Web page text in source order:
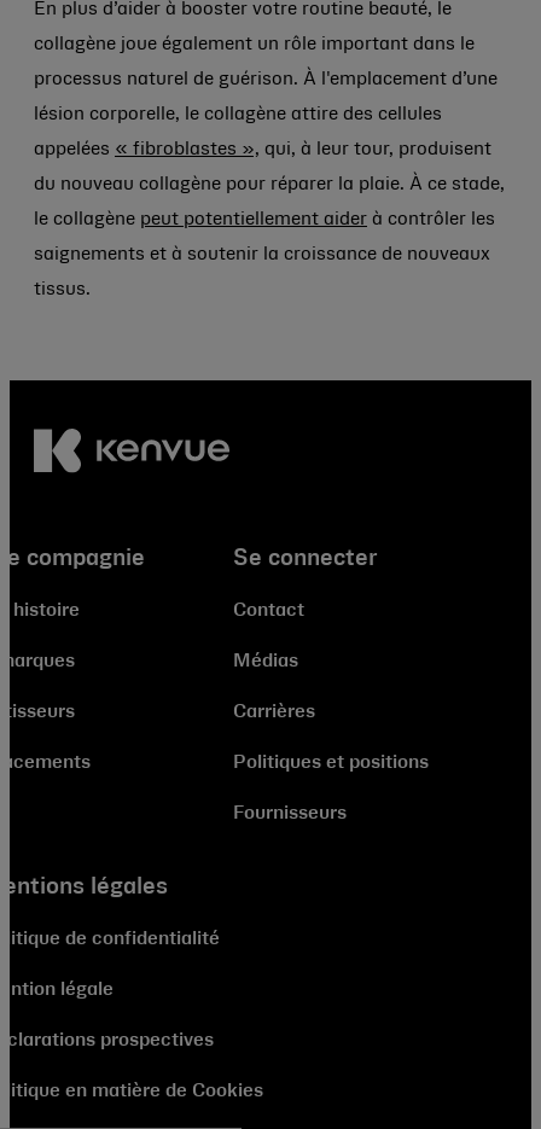
En plus d’aider à booster votre routine beauté, le
collagène joue également un rôle important dans le
processus naturel de guérison. À l'emplacement d’une
lésion corporelle, le collagène attire des cellules
appelées « fibroblastes », qui, à leur tour, produisent
du nouveau collagène pour réparer la plaie. À ce stade,
le collagène peut potentiellement aider à contrôler les
saignements et à soutenir la croissance de nouveaux
tissus.
compagnie
histoire
Se connecter
Contact
Médias
Carrières
Politiques et positions
Fournisseurs
légales
de confidentialité
légale
prospectives
en matière de Cookies